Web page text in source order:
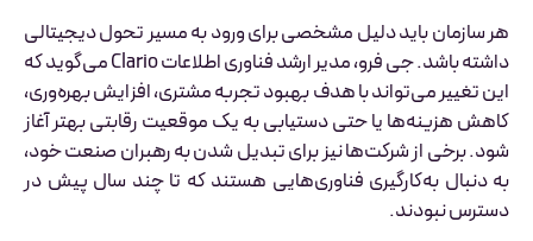
هر سازمان باید دلیل مشخصی برای ورود به مسیر تحول دیجیتالی
داشته باشد. جی فرو، مدیر ارشد فناوری اطلاعات Clario می‌گوید که
این تغییر می‌تواند با هدف بهبود تجربه مشتری، افزایش بهره‌وری،
کاهش هزینه‌ها یا حتی دستیابی به یک موقعیت رقابتی بهتر آغاز
شود. برخی از شرکت‌ها نیز برای تبدیل شدن به رهبران صنعت خود،
به دنبال به‌کارگیری فناوری‌هایی هستند که تا چند سال پیش در
دسترس نبودند.